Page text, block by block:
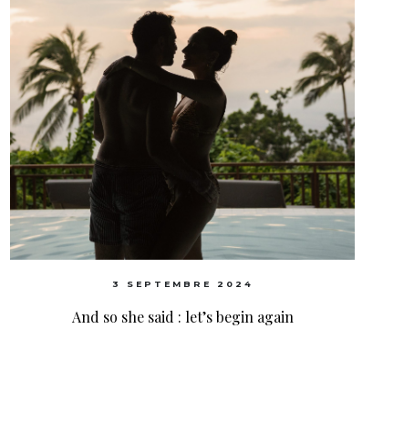
3 SEPTEMBRE 2024
And so she said : let’s begin again